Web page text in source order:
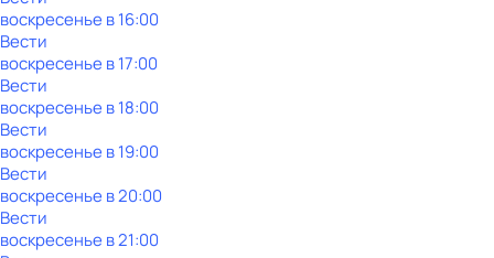
воскресенье в16:00
Вести
воскресенье в17:00
Вести
воскресенье в18:00
Вести
воскресенье в19:00
Вести
воскресенье в20:00
Вести
воскресенье в21:00